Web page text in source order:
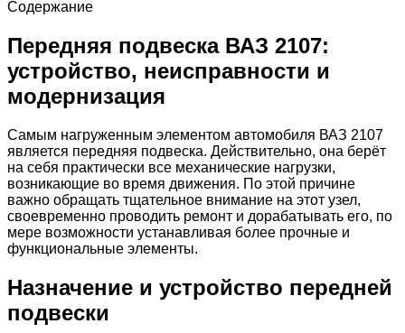
Содержание
Передняя подвеска ВАЗ 2107:
устройство, неисправности и
модернизация
Самым нагруженным элементом автомобиля ВАЗ 2107
является передняя подвеска. Действительно, она берёт
на себя практически все механические нагрузки,
возникающие во время движения. По этой причине
важно обращать тщательное внимание на этот узел,
своевременно проводить ремонт и дорабатывать его, по
мере возможности устанавливая более прочные и
функциональные элементы.
Назначение и устройство передней
подвески